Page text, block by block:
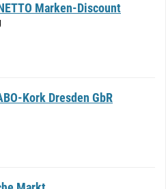
Marken-Discount
Kork Dresden GbR